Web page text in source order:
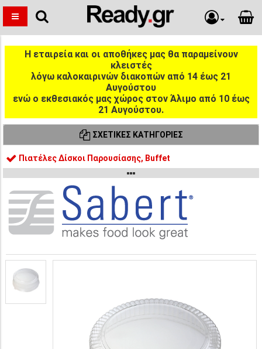
Η εταιρεία και οι αποθήκες μας θα παραμείνουν
κλειστές
λόγω καλοκαιρινών διακοπών από 14 έως 21
Αυγούστου
ενώ ο εκθεσιακός μας χώρος στον Άλιμο από 10 έως
21 Αυγούστου.
ΣΧΕΤΙΚΈΣ ΚΑΤΗΓΟΡΊΕΣ
Πιατέλες Δίσκοι Παρουσίασης, Buffet